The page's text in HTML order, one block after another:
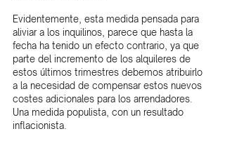
Evidentemente, esta medida pensada para
aliviar a los inquilinos, parece que hasta la
fecha ha tenido un efecto contrario, ya que
parte del incremento de los alquileres de
estos últimos trimestres debemos atribuirlo
a la necesidad de compensar estos nuevos
costes adicionales para los arrendadores.
Una medida populista, con un resultado
inflacionista.